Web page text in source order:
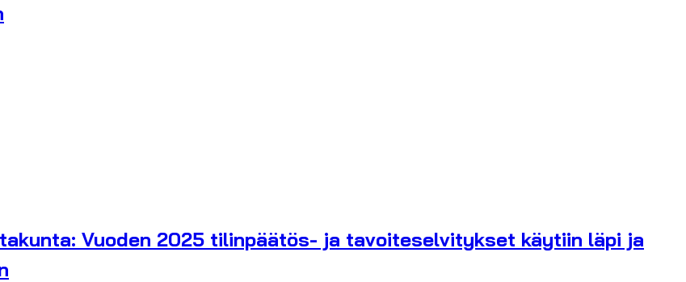
Vuoden 2025 tilinpäätös- ja tavoiteselvitykset käytiin läpi ja